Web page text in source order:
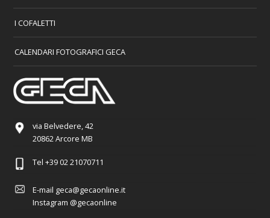
I COFALETTI
CALENDARI FOTOGRAFICI GECA
via Belvedere, 42
20862 Arcore MB
Tel +39 02 21070711
E-mail geca@gecaonline.it
Instagram @gecaonline